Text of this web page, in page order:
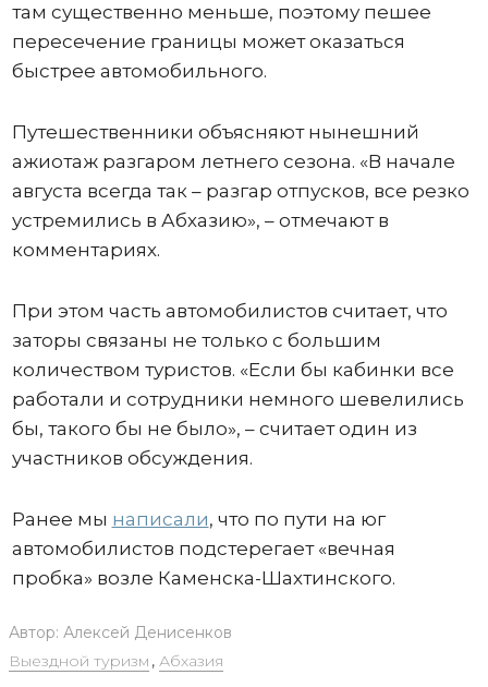
там существенно меньше, поэтому пешее
пересечение границы может оказаться
быстрее автомобильного.
Путешественники объясняют нынешний
ажиотаж разгаром летнего сезона. «В начале
августа всегда так – разгар отпусков, все резко
устремились в Абхазию», – отмечают в
комментариях.
При этом часть автомобилистов считает, что
заторы связаны не только с большим
количеством туристов. «Если бы кабинки все
работали и сотрудники немного шевелились
бы, такого бы не было», – считает один из
участников обсуждения.
Ранее мы написали, что по пути на юг
автомобилистов подстерегает «вечная
пробка» возле Каменска-Шахтинского.
Автор: Алексей Денисенков
Выездной туризм , Абхазия